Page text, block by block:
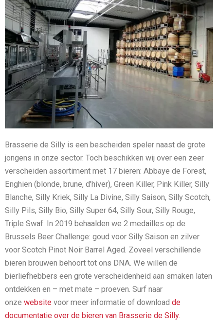
Brasserie de Silly is een bescheiden speler naast de grote
jongens in onze sector. Toch beschikken wij over een zeer
verscheiden assortiment met 17 bieren: Abbaye de Forest,
Enghien (blonde, brune, d’hiver), Green Killer, Pink Killer, Silly
Blanche, Silly Kriek, Silly La Divine, Silly Saison, Silly Scotch,
Silly Pils, Silly Bio, Silly Super 64, Silly Sour, Silly Rouge,
Triple Swaf. In 2019 behaalden we 2 medailles op de
Brussels Beer Challenge: goud voor Silly Saison en zilver
voor Scotch Pinot Noir Barrel Aged. Zoveel verschillende
bieren brouwen behoort tot ons DNA. We willen de
bierliefhebbers een grote verscheidenheid aan smaken laten
ontdekken en – met mate – proeven. Surf naar
onze website voor meer informatie of download de
documentatie over de bieren van Brasserie de Silly.